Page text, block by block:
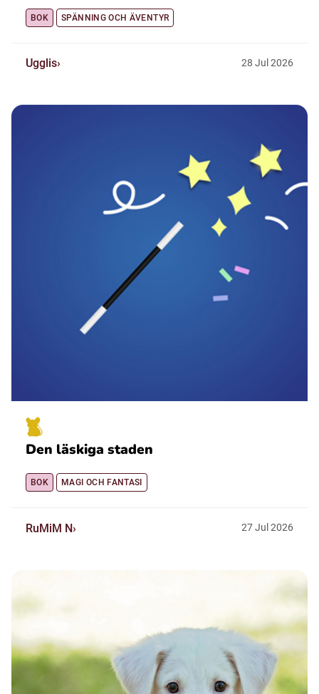
BOK SPÄNNING OCH ÄVENTYR
Ugglis 28 Jul 2026
Den läskiga staden
BOK MAGI OCH FANTASI
RuMiM N 27Jul 2026